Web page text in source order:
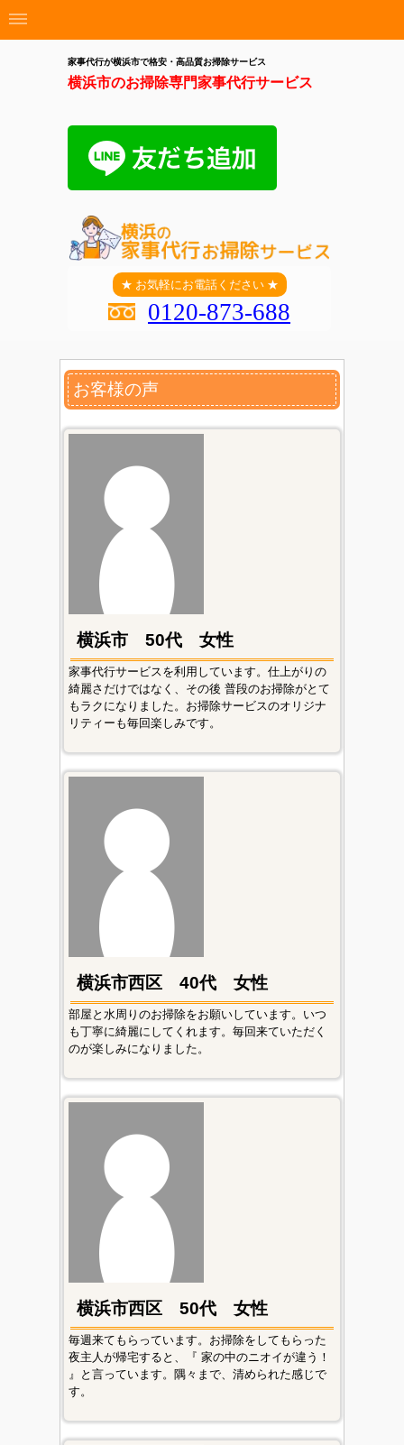
家事代行が横浜市で格安・高品質お掃除サービス
横浜市のお掃除専門家事代行サービス
★ お気軽にお電話ください ★
0120-873-688
お客様の声
横浜市 50代 女性
家事代行サービスを利用しています。仕上がりの
綺麗さだけではなく、その後 普段のお掃除がとて
もラクになりました。お掃除サービスのオリジナ
リティーも毎回楽しみです。
横浜市西区 40代 女性
部屋と水周りのお掃除をお願いしています。いつ
も丁寧に綺麗にしてくれます。毎回来ていただく
のが楽しみになりました。
横浜市西区 50代 女性
毎週来てもらっています。お掃除をしてもらった
夜主人が帰宅すると、『 家の中のニオイが違う！
』と言っています。隅々まで、清められた感じで
す。